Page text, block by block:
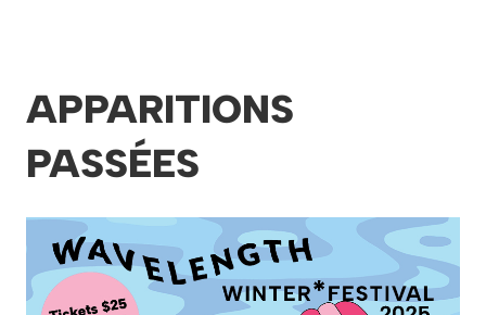
APPARITIONS
PASSÉES